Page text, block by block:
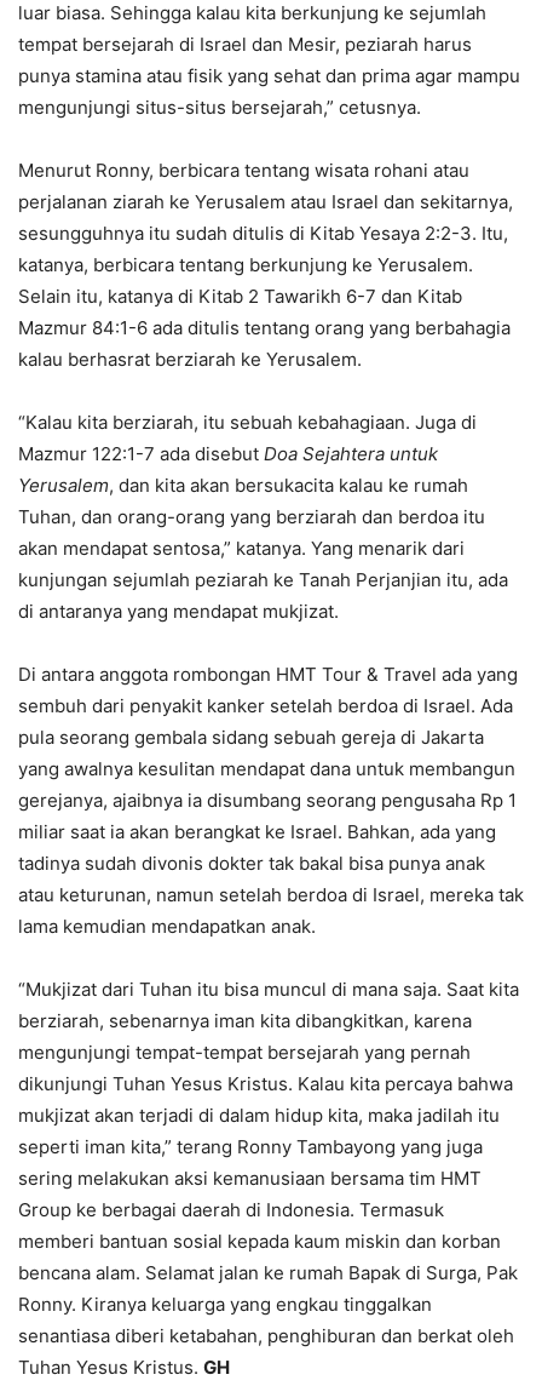
luar biasa. Sehingga kalau kita berkunjung ke sejumlah
tempat bersejarah di Israel dan Mesir, peziarah harus
punya stamina atau fisik yang sehat dan prima agar mampu
mengunjungi situs-situs bersejarah,” cetusnya.
Menurut Ronny, berbicara tentang wisata rohani atau
perjalanan ziarah ke Yerusalem atau Israel dan sekitarnya,
sesungguhnya itu sudah ditulis di Kitab Yesaya 2:2-3. Itu,
katanya, berbicara tentang berkunjung ke Yerusalem.
Selain itu, katanya di Kitab 2 Tawarikh 6-7 dan Kitab
Mazmur 84:1-6 ada ditulis tentang orang yang berbahagia
kalau berhasrat berziarah ke Yerusalem.
“Kalau kita berziarah, itu sebuah kebahagiaan. Juga di
Mazmur 122:1-7 ada disebut Doa Sejahtera untuk
Yerusalem, dan kita akan bersukacita kalau ke rumah
Tuhan, dan orang-orang yang berziarah dan berdoa itu
akan mendapat sentosa,” katanya. Yang menarik dari
kunjungan sejumlah peziarah ke Tanah Perjanjian itu, ada
di antaranya yang mendapat mukjizat.
Di antara anggota rombongan HMT Tour & Travel ada yang
sembuh dari penyakit kanker setelah berdoa di Israel. Ada
pula seorang gembala sidang sebuah gereja di Jakarta
yang awalnya kesulitan mendapat dana untuk membangun
gerejanya, ajaibnya ia disumbang seorang pengusaha Rp 1
miliar saat ia akan berangkat ke Israel. Bahkan, ada yang
tadinya sudah divonis dokter tak bakal bisa punya anak
atau keturunan, namun setelah berdoa di Israel, mereka tak
lama kemudian mendapatkan anak.
“Mukjizat dari Tuhan itu bisa muncul di mana saja. Saat kita
berziarah, sebenarnya iman kita dibangkitkan, karena
mengunjungi tempat-tempat bersejarah yang pernah
dikunjungi Tuhan Yesus Kristus. Kalau kita percaya bahwa
mukjizat akan terjadi di dalam hidup kita, maka jadilah itu
seperti iman kita,” terang Ronny Tambayong yang juga
sering melakukan aksi kemanusiaan bersama tim HMT
Group ke berbagai daerah di Indonesia. Termasuk
memberi bantuan sosial kepada kaum miskin dan korban
bencana alam. Selamat jalan ke rumah Bapak di Surga, Pak
Ronny. Kiranya keluarga yang engkau tinggalkan
senantiasa diberi ketabahan, penghiburan dan berkat oleh
Tuhan Yesus Kristus. GH